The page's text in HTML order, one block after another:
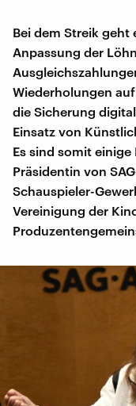
Bei dem Streik
Anpassung der
Wiederholungen
die Sicherung
Einsatz von
Es sind somit einige
Präsidentin von
Schauspieler-
Vereinigung der